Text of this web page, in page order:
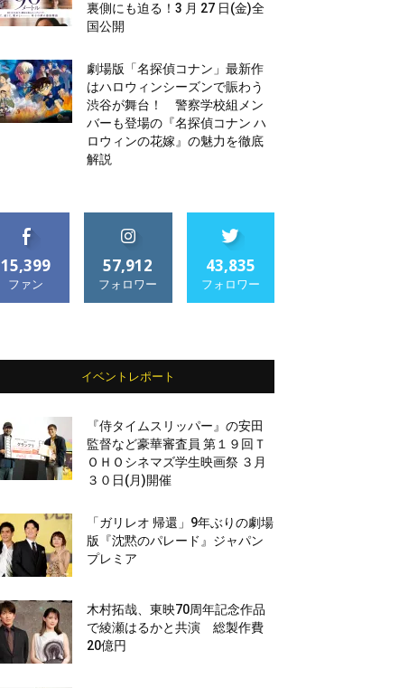
裏側にも迫る！3 月 27 日(金)全
国公開
劇場版「名探偵コナン」最新作
はハロウィンシーズンで賑わう
渋谷が舞台！ 警察学校組メン
バーも登場の『名探偵コナン ハ
ロウィンの花嫁』の魅力を徹底
解説
15,399
ファン
57,912
フォロワー
43,835
フォロワー
イベントレポート
『侍タイムスリッパー』の安田
監督など豪華審査員 第１９回Ｔ
ＯＨＯシネマズ学生映画祭 ３月
３０日(月)開催
「ガリレオ 帰還」9年ぶりの劇場
版『沈黙のパレード』ジャパン
プレミア
木村拓哉、東映70周年記念作品
で綾瀬はるかと共演 総製作費
20億円